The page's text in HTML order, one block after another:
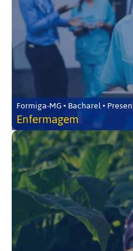
Formiga-MG • Bacharel •
Enfermagem